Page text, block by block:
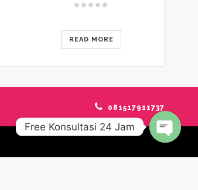
READ MORE
081517911737
Free Konsultasi 24 Jam